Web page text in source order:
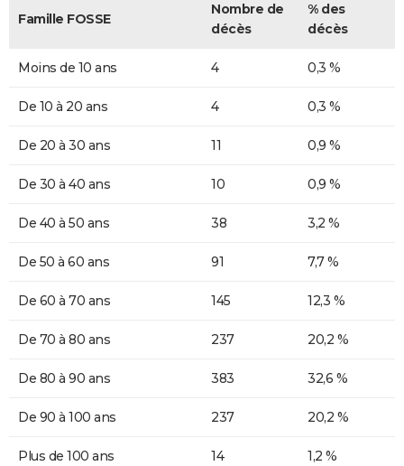
Famille FOSSE
Nombre de
décès
% des
décès
Moins de 10 ans 4 0,3 %
De 10 à 20 ans 4 0,3 %
De 20 à 30 ans 11 0,9 %
De 30 à 40 ans 10 0,9 %
De 40 à 50 ans 38 3,2 %
De 50 à 60 ans 91 7,7 %
De 60 à 70 ans 145 12,3 %
De 70 à 80 ans 237 20,2 %
De 80 à 90 ans 383 32,6 %
De 90 à 100 ans 237 20,2 %
Plus de 100 ans 14 1,2 %